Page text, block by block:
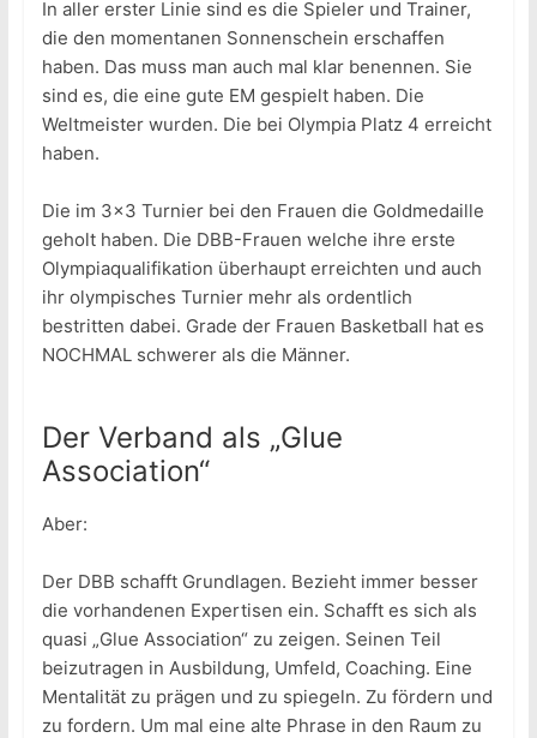
In aller erster Linie sind es die Spieler und Trainer,
die den momentanen Sonnenschein erschaffen
haben. Das muss man auch mal klar benennen. Sie
sind es, die eine gute EM gespielt haben. Die
Weltmeister wurden. Die bei Olympia Platz 4 erreicht
haben.
Die im 3×3 Turnier bei den Frauen die Goldmedaille
geholt haben. Die DBB-Frauen welche ihre erste
Olympiaqualifikation überhaupt erreichten und auch
ihr olympisches Turnier mehr als ordentlich
bestritten dabei. Grade der Frauen Basketball hat es
NOCHMAL schwerer als die Männer.
Der Verband als „Glue
Association“
Aber:
Der DBB schafft Grundlagen. Bezieht immer besser
die vorhandenen Expertisen ein. Schafft es sich als
quasi „Glue Association“ zu zeigen. Seinen Teil
beizutragen in Ausbildung, Umfeld, Coaching. Eine
Mentalität zu prägen und zu spiegeln. Zu fördern und
zu fordern. Um mal eine alte Phrase in den Raum zu